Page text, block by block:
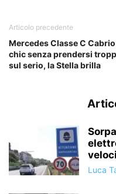
Articolo precedente
Mercedes Classe C
chic senza prendersi
sul serio, la Stella brilla
Luca